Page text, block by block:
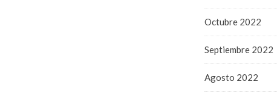
Octubre 2022
Septiembre 2022
Agosto 2022